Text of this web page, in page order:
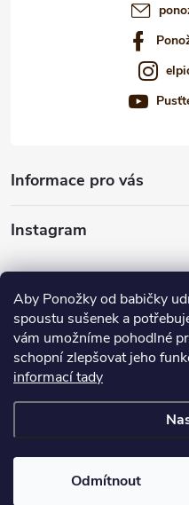
Aby Ponožky od babičky
spoustu sušenek a
vám umožníme pohodlné
schopní zlepšovat jeho
informací tady
Odmítnout
Informace pro vás
Instagram
Nabízíme vám
Ponožky od